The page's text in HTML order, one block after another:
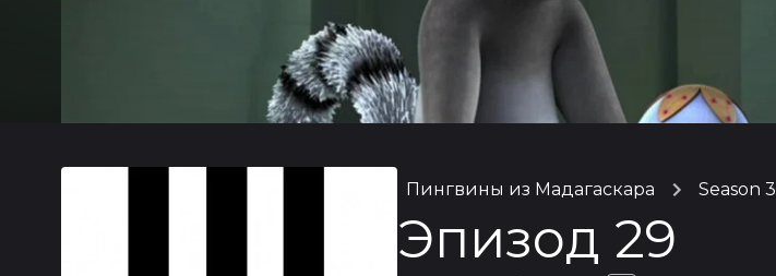
Пингвины из Мадагаскара Season 3
Эпизод 29